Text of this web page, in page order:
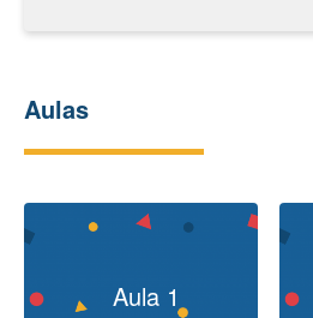
Aulas
Aula 1